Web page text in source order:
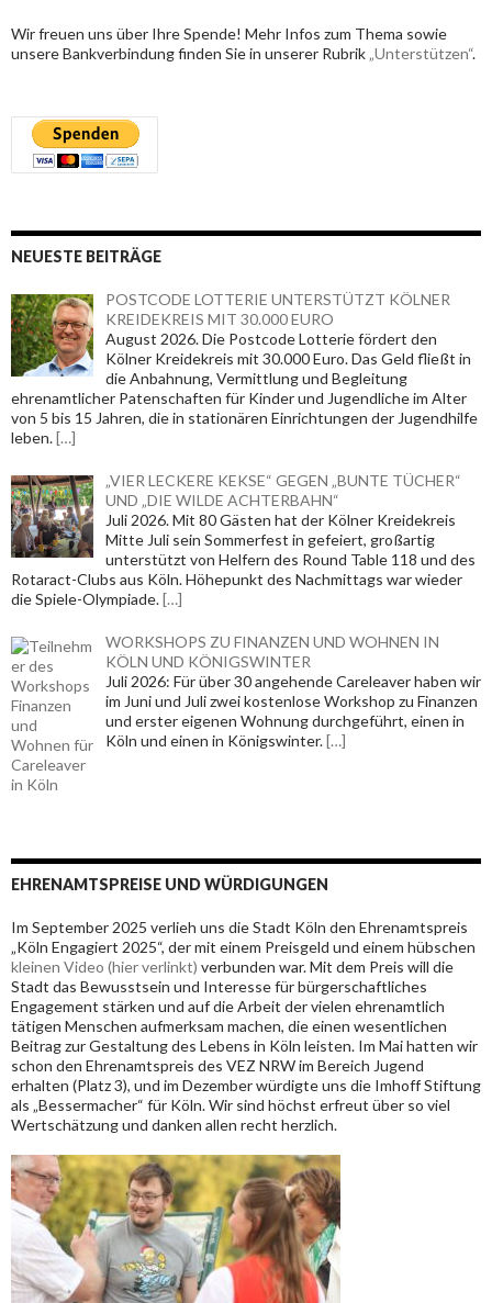
Wir freuen uns über Ihre Spende! Mehr Infos zum Thema sowie
unsere Bankverbindung finden Sie in unserer Rubrik „Unterstützen“.
NEUESTE BEITRÄGE
POSTCODE LOTTERIE UNTERSTÜTZT KÖLNER
KREIDEKREIS MIT 30.000 EURO
August 2026. Die Postcode Lotterie fördert den
Kölner Kreidekreis mit 30.000 Euro. Das Geld fließt in
die Anbahnung, Vermittlung und Begleitung
ehrenamtlicher Patenschaften für Kinder und Jugendliche im Alter
von 5 bis 15 Jahren, die in stationären Einrichtungen der Jugendhilfe
leben.[…]
„VIER LECKERE KEKSE“ GEGEN „BUNTE TÜCHER“
UND „DIE WILDE ACHTERBAHN“
Juli 2026. Mit 80 Gästen hat der Kölner Kreidekreis
Mitte Juli sein Sommerfest in gefeiert, großartig
unterstützt von Helfern des Round Table 118 und des
Rotaract-Clubs aus Köln. Höhepunkt des Nachmittags war wieder
die Spiele-Olympiade.[…]
WORKSHOPS ZU FINANZEN UND WOHNEN IN
KÖLN UND KÖNIGSWINTER
Juli 2026: Für über 30 angehende Careleaver haben wir
im Juni und Juli zwei kostenlose Workshop zu Finanzen
und erster eigenen Wohnung durchgeführt, einen in
Köln und einen in Königswinter.[…]
EHRENAMTSPREISE UND WÜRDIGUNGEN
Im September 2025 verlieh uns die Stadt Köln den Ehrenamtspreis
„Köln Engagiert 2025“, der mit einem Preisgeld und einem hübschen
kleinen Video (hier verlinkt) verbunden war. Mit dem Preis will die
Stadt das Bewusstsein und Interesse für bürgerschaftliches
Engagement stärken und auf die Arbeit der vielen ehrenamtlich
tätigen Menschen aufmerksam machen, die einen wesentlichen
Beitrag zur Gestaltung des Lebens in Köln leisten. Im Mai hatten wir
schon den Ehrenamtspreis des VEZ NRW im Bereich Jugend
erhalten (Platz 3), und im Dezember würdigte uns die Imhoff Stiftung
als „Bessermacher“ für Köln. Wir sind höchst erfreut über so viel
Wertschätzung und danken allen recht herzlich.